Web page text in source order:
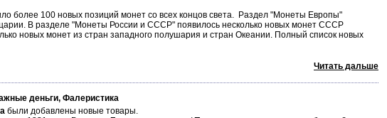
более 100 новых позиций монет со всех концов света. Раздел "Монеты Европы"
В разделе "Монеты России и СССР" появилось несколько новых монет СССР
новых монет из стран западного полушария и стран Океании. Полный список новых
Читать дальше
деньги, Фалеристика
были добавлены новые товары.